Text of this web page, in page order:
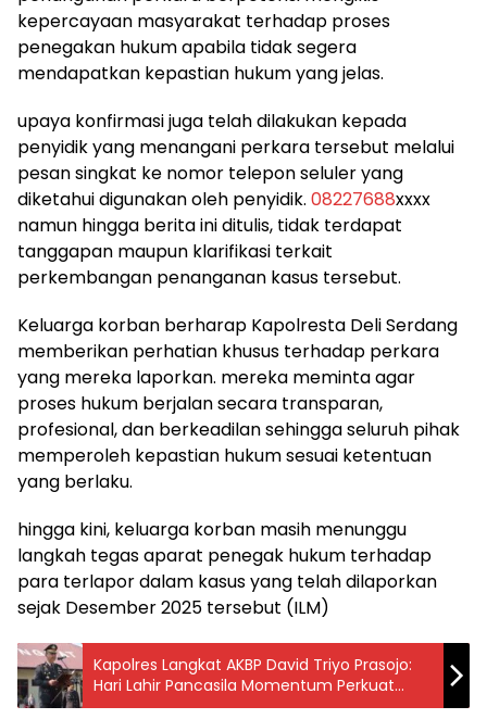
kepercayaan masyarakat terhadap proses
penegakan hukum apabila tidak segera
mendapatkan kepastian hukum yang jelas.
upaya konfirmasi juga telah dilakukan kepada
penyidik yang menangani perkara tersebut melalui
pesan singkat ke nomor telepon seluler yang
diketahui digunakan oleh penyidik. 08227688xxxx
namun hingga berita ini ditulis, tidak terdapat
tanggapan maupun klarifikasi terkait
perkembangan penanganan kasus tersebut.
Keluarga korban berharap Kapolresta Deli Serdang
memberikan perhatian khusus terhadap perkara
yang mereka laporkan. mereka meminta agar
proses hukum berjalan secara transparan,
profesional, dan berkeadilan sehingga seluruh pihak
memperoleh kepastian hukum sesuai ketentuan
yang berlaku.
hingga kini, keluarga korban masih menunggu
langkah tegas aparat penegak hukum terhadap
para terlapor dalam kasus yang telah dilaporkan
sejak Desember 2025 tersebut (ILM)
Kapolres Langkat AKBP David Triyo Prasojo:
Hari Lahir Pancasila Momentum Perkuat
Pengabdian Polri dan Persatuan Bangsa